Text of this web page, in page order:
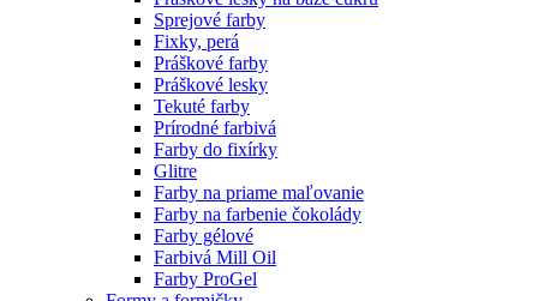
Sprejové farby
Fixky, perá
Práškové farby
Práškové lesky
Tekuté farby
Prírodné farbivá
Farby do fixírky
Glitre
Farby na priame maľovanie
Farby na farbenie čokolády
Farby gélové
Farbivá Mill Oil
Farby ProGel